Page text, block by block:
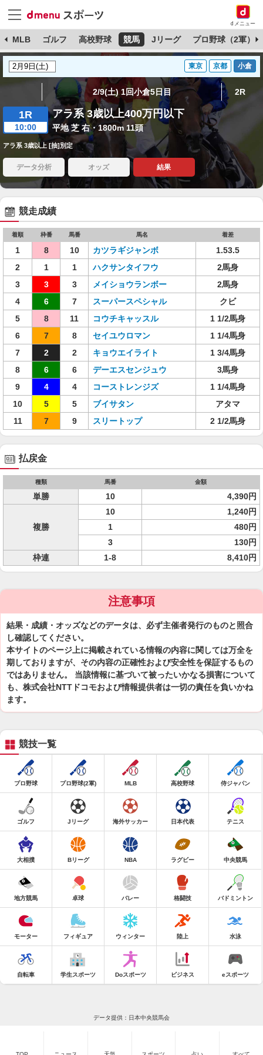
dメニュー
MLB ゴルフ 高校野球 競馬 Jリーグ プロ野球（2軍）
東京 京都 小倉
2/9(土) 1回小倉5日目 2R
1R
10:00
アラ系 3歳以上400万円以下
平地 芝 右・1800m 11頭
アラ系 3歳以上 [抽]別定
データ分析 オッズ 結果
競走成績
着順 枠番 馬番 馬名 着差
1 8 10 カツラギジャンボ
1.53.5
2
1 1 ハクサンタイフウ
2馬身
3
3 3 メイショウランボー
2馬身
4
6 7 スーパースペシャル
クビ
5
8 11 コウチキャッスル
1 1/2馬身
6
7 8 セイユウロマン
1 1/4馬身
7
2 2 キョウエイライト
1 3/4馬身
8
6 6 デーエスセンジュウ
3馬身
9
4 4 コーストレンジズ
1 1/4馬身
10
5 5 ブイサタン
アタマ
11
7 9 スリートップ 2 1/2馬身
払戻金
種類 馬番 金額
単勝 10 4,390円
複勝
10
1,240円
1
480円
3
130円
枠連
1-8 8,410円
注意事項
結果・成績・オッズなどのデータは、必ず主催者発行のものと照合
し確認してください。
本サイトのページ上に掲載されている情報の内容に関しては万全を
期しておりますが、その内容の正確性および安全性を保証するもの
ではありません。 当該情報に基づいて被ったいかなる損害について
も、株式会社NTTドコモおよび情報提供者は一切の責任を負いかね
ます。
競技一覧
プロ野球 プロ野球(2軍) MLB 高校野球 侍ジャパン
ゴルフ Jリーグ 海外サッカー 日本代表 テニス
大相撲 Bリーグ NBA ラグビー 中央競馬
地方競馬 卓球 バレー 格闘技 バドミントン
モーター フィギュア ウィンター 陸上 水泳
自転車 学生スポーツ Doスポーツ ビジネス eスポーツ
データ提供：日本中央競馬会